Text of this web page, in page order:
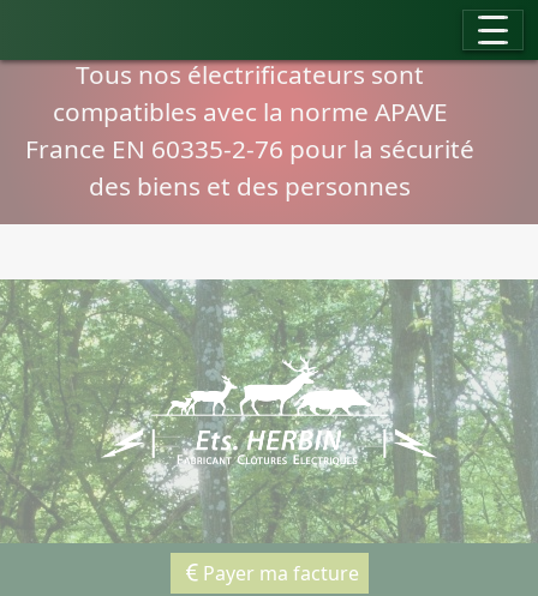
Tous nos électrificateurs sont
compatibles avec la norme APAVE
France EN 60335-2-76 pour la sécurité
des biens et des personnes
Payer ma facture